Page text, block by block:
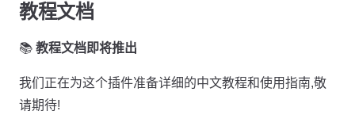
教程文档
📚 教程文档即将推出
我们正在为这个插件准备详细的中文教程和使用指南,敬
请期待!